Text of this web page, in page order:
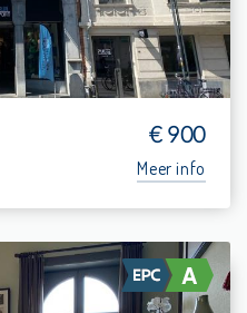
€ 900
Meer info